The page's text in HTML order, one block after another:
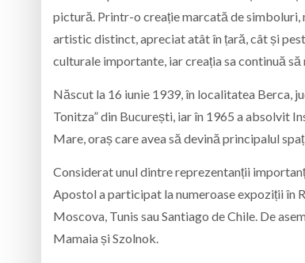
pictură. Printr-o creație marcată de
artistic distinct, apreciat atât în țară, cât și
culturale importante, iar creația sa continuă
Născut la 16 iunie 1939, în localitatea Berca,
Tonitza” din București, iar în 1965 a absolvit
Mare, oraș care avea să devină principalul
Considerat unul dintre reprezentanții
Apostol a participat la numeroase expoziții în
Moscova, Tunis sau Santiago de Chile. De
Mamaia și Szolnok.